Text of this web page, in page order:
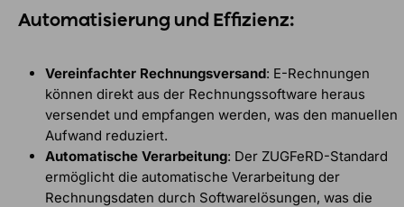
Automatisierung und Effizienz:
Vereinfachter Rechnungsversand: E-Rechnungen
können direkt aus der Rechnungssoftware heraus
versendet und empfangen werden, was den manuellen
Aufwand reduziert.
Automatische Verarbeitung: Der ZUGFeRD-Standard
ermöglicht die automatische Verarbeitung der
Rechnungsdaten durch Softwarelösungen, was die